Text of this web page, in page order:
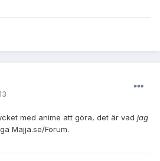
med anime att göra, det är vad jag
Majja.se/Forum.